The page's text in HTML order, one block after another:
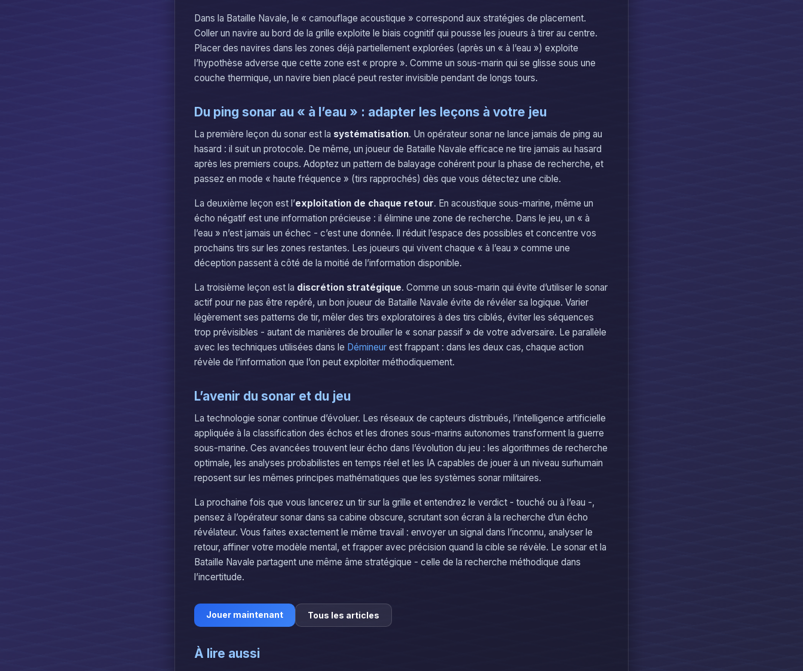
Dans la Bataille Navale, le « camouflage acoustique » correspond aux stratégies de placement.
Coller un navire au bord de la grille exploite le biais cognitif qui pousse les joueurs à tirer au centre.
Placer des navires dans les zones déjà partiellement explorées (après un « à l’eau ») exploite
l’hypothèse adverse que cette zone est « propre ». Comme un sous-marin qui se glisse sous une
couche thermique, un navire bien placé peut rester invisible pendant de longs tours.
Du ping sonar au « à l’eau » : adapter les leçons à votre jeu
La première leçon du sonar est la systématisation. Un opérateur sonar ne lance jamais de ping au
hasard : il suit un protocole. De même, un joueur de Bataille Navale efficace ne tire jamais au hasard
après les premiers coups. Adoptez un pattern de balayage cohérent pour la phase de recherche, et
passez en mode « haute fréquence » (tirs rapprochés) dès que vous détectez une cible.
La deuxième leçon est l’exploitation de chaque retour. En acoustique sous-marine, même un
écho négatif est une information précieuse : il élimine une zone de recherche. Dans le jeu, un « à
l’eau » n’est jamais un échec - c’est une donnée. Il réduit l’espace des possibles et concentre vos
prochains tirs sur les zones restantes. Les joueurs qui vivent chaque « à l’eau » comme une
déception passent à côté de la moitié de l’information disponible.
La troisième leçon est la discrétion stratégique. Comme un sous-marin qui évite d’utiliser le sonar
actif pour ne pas être repéré, un bon joueur de Bataille Navale évite de révéler sa logique. Varier
légèrement ses patterns de tir, mêler des tirs exploratoires à des tirs ciblés, éviter les séquences
trop prévisibles - autant de manières de brouiller le « sonar passif » de votre adversaire. Le parallèle
avec les techniques utilisées dans le Démineur est frappant : dans les deux cas, chaque action
révèle de l’information que l’on peut exploiter méthodiquement.
L’avenir du sonar et du jeu
La technologie sonar continue d’évoluer. Les réseaux de capteurs distribués, l’intelligence artificielle
appliquée à la classification des échos et les drones sous-marins autonomes transforment la guerre
sous-marine. Ces avancées trouvent leur écho dans l’évolution du jeu : les algorithmes de recherche
optimale, les analyses probabilistes en temps réel et les IA capables de jouer à un niveau surhumain
reposent sur les mêmes principes mathématiques que les systèmes sonar militaires.
La prochaine fois que vous lancerez un tir sur la grille et entendrez le verdict - touché ou à l’eau -,
pensez à l’opérateur sonar dans sa cabine obscure, scrutant son écran à la recherche d’un écho
révélateur. Vous faites exactement le même travail : envoyer un signal dans l’inconnu, analyser le
retour, affiner votre modèle mental, et frapper avec précision quand la cible se révèle. Le sonar et la
Bataille Navale partagent une même âme stratégique - celle de la recherche méthodique dans
l’incertitude.
Jouer maintenant Tous les articles
À lire aussi